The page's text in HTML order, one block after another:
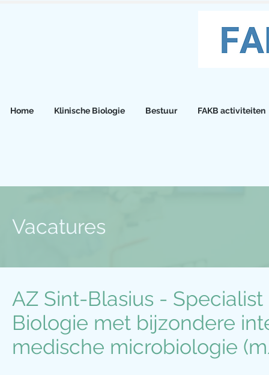
Home Klinische Biologie Bestuur FAKB activiteiten
Vacatures
AZ Sint-Blasius -
Biologie met bijzondere
medische microbiologie